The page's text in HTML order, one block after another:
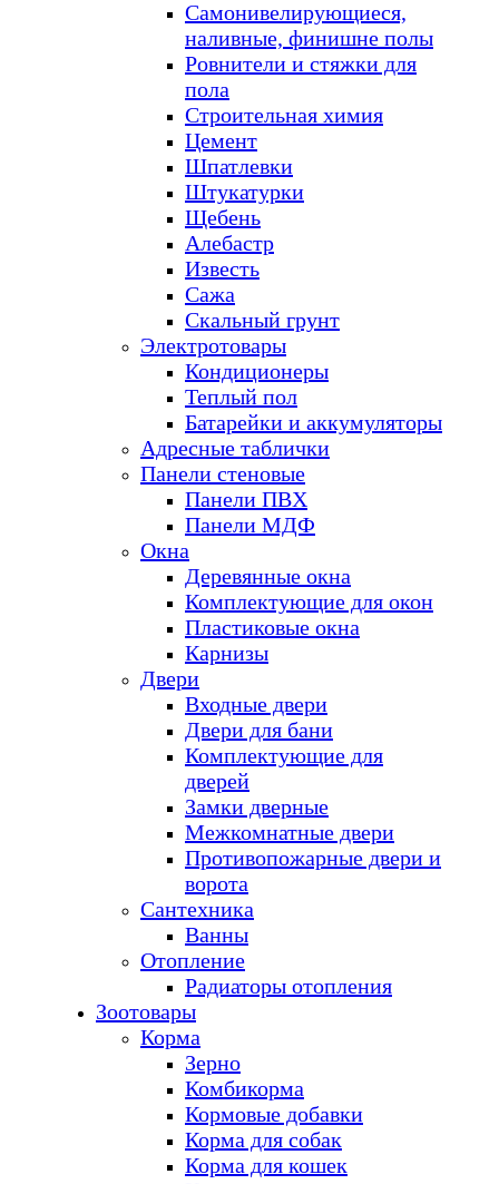
Самонивелирующиеся,
наливные, финишне полы
Ровнители и стяжки для
пола
Строительная химия
Цемент
Шпатлевки
Штукатурки
Щебень
Алебастр
Известь
Сажа
Скальный грунт
Электротовары
Кондиционеры
Теплый пол
Батарейки и аккумуляторы
Адресные таблички
Панели стеновые
Панели ПВХ
Панели МДФ
Окна
Деревянные окна
Комплектующие для окон
Пластиковые окна
Карнизы
Двери
Входные двери
Двери для бани
Комплектующие для
дверей
Замки дверные
Межкомнатные двери
Противопожарные двери и
ворота
Сантехника
Ванны
Отопление
Радиаторы отопления
Зоотовары
Корма
Зерно
Комбикорма
Кормовые добавки
Корма для собак
Корма для кошек